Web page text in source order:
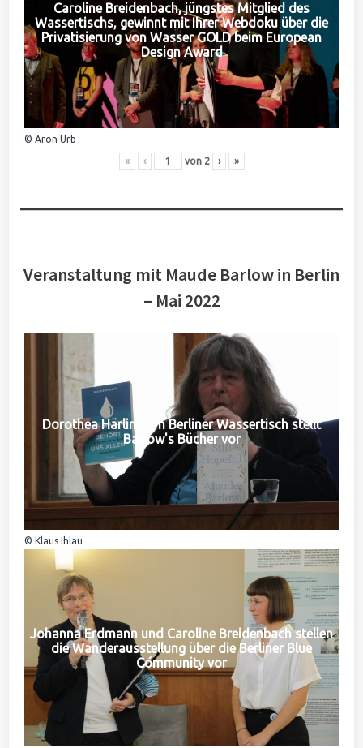
Caroline Breidenbach, jüngstes Mitglied des
Wassertischs, gewinnt mit Ihrer Webdoku über die
Privatisierung von Wasser GOLD beim European
Design Award
© Aron Urb
« ‹ von 2 › »
Veranstaltung mit Maude Barlow in Berlin
– Mai 2022
Dorothea Härlin vom Berliner Wassertisch stellt
Barlow's Bücher vor
© Klaus Ihlau
Johanna Erdmann und Caroline Breidenbach stellen
die Wanderausstellung über die Berliner Blue
Community vor